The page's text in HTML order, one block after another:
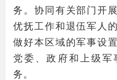
务。协同有关部门开
优抚工作和退伍军人
做好本区域的军事设
党委、政府和上级
务。